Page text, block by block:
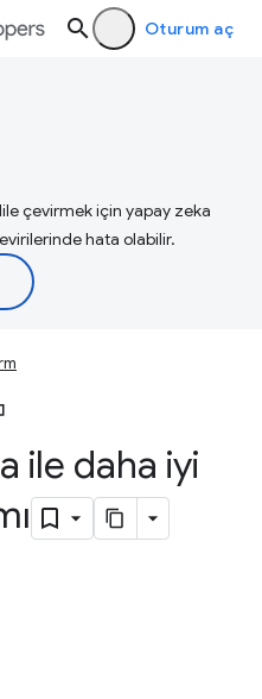
Oturum aç
çevirmek için yapay zeka
hata olabilir.
ile daha iyi